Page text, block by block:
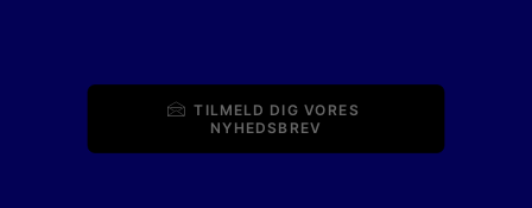
TILMELD DIG VORES
NYHEDSBREV